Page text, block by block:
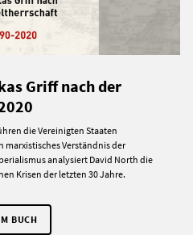
Griff nach der
die Vereinigten Staaten
Verständnis der
analysiert David North die
Krisen der letzten 30 Jahre.
BUCH